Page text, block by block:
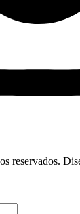
reservados.